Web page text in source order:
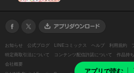
アプリで読む
お知らせ 公式ブログ LINEコミックス ヘルプ 利用規約
特定商取引法について
コンテンツ配信許諾について 作品持
会社概要